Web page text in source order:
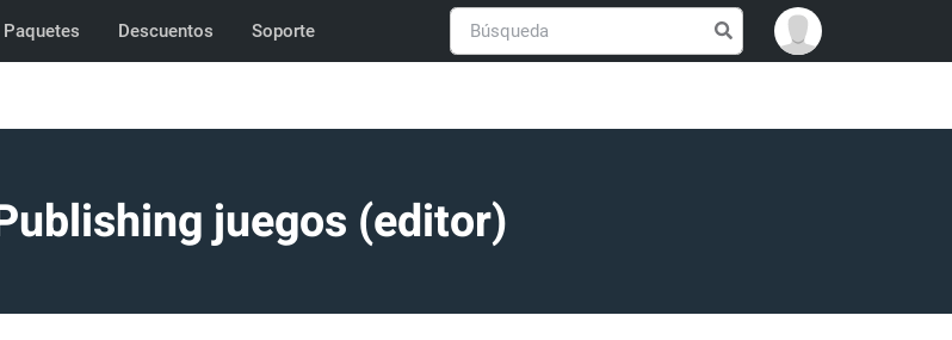
Paquetes Descuentos Soporte
juegos (editor)